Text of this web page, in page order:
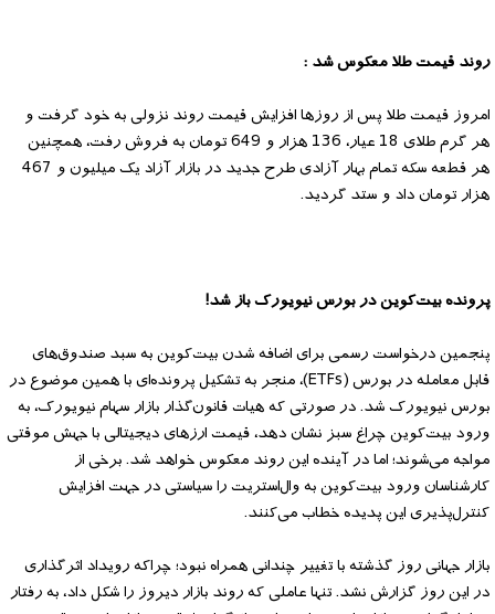
روند قیمت طلا معکوس شد :
امروز قیمت طلا پس از روزها افزایش قیمت روند نزولی به خود گرفت و
هر گرم طلای 18 عیار، 136 هزار و 649 تومان به فروش رفت، همچنین
هر قطعه سکه تمام بهار آزادی طرح جدید در بازار آزاد یک میلیون و 467
هزار تومان داد و ستد گردید.
پرونده بیت‌کوین در بورس نیویورک باز شد!
پنجمین درخواست رسمی برای اضافه شدن بیت‌کوین به سبد صندوق‌های
قابل معامله در بورس (ETFs)، منجر به تشکیل پرونده‌ای با همین موضوع در
بورس نیویورک شد. در صورتی که هیات قانون‌گذار بازار سهام نیویورک، به
ورود بیت‌کوین چراغ سبز نشان دهد، قیمت ارزهای دیجیتالی با جهش موقتی
مواجه می‌شوند؛ اما در آینده این روند معکوس خواهد شد. برخی از
کارشناسان ورود بیت‌کوین به وال‌استریت را سیاستی در جهت افزایش
کنترل‌پذیری این پدیده خطاب می‌کنند.
بازار جهانی روز گذشته با تغییر چندانی همراه نبود؛ چراکه رویداد اثرگذاری
در این روز گزارش نشد. تنها عاملی که روند بازار دیروز را شکل داد، به رفتار